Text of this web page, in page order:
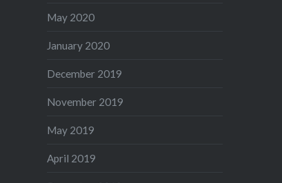
May 2020
January 2020
December 2019
November 2019
May 2019
April 2019